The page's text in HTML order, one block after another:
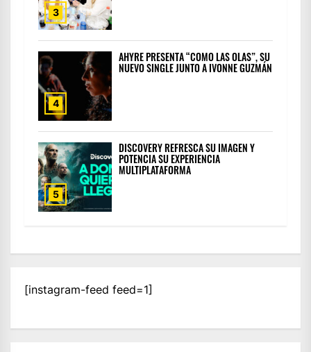
3
4
AHYRE PRESENTA “COMO LAS OLAS”, SU
NUEVO SINGLE JUNTO A IVONNE GUZMÁN
5
DISCOVERY REFRESCA SU IMAGEN Y
POTENCIA SU EXPERIENCIA
MULTIPLATAFORMA
[instagram-feed feed=1]